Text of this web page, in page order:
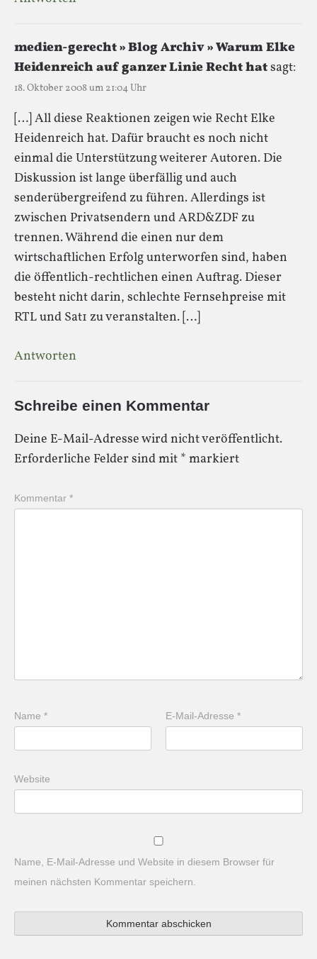
medien-gerecht » Blog Archiv » Warum Elke
Heidenreich auf ganzer Linie Recht hatsagt:
18. Oktober 2008 um 21:04 Uhr
[…] All diese Reaktionen zeigen wie Recht Elke
Heidenreich hat. Dafür braucht es noch nicht
einmal die Unterstützung weiterer Autoren. Die
Diskussion ist lange überfällig und auch
senderübergreifend zu führen. Allerdings ist
zwischen Privatsendern und ARD&ZDF zu
trennen. Während die einen nur dem
wirtschaftlichen Erfolg unterworfen sind, haben
die öffentlich-rechtlichen einen Auftrag. Dieser
besteht nicht darin, schlechte Fernsehpreise mit
RTL und Sat1 zu veranstalten. […]
Antworten
Schreibe einen Kommentar
Deine E-Mail-Adresse wird nicht veröffentlicht.
Erforderliche Felder sind mit * markiert
Kommentar *
Name * E-Mail-Adresse*
Website
Name, E-Mail-Adresse und Website in diesem Browser für
meinen nächsten Kommentar speichern.